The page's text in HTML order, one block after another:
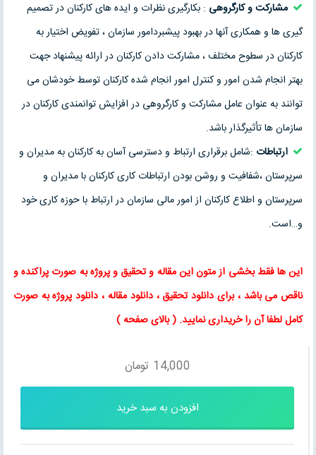
مشارکت و کارگروهی : بکارگیری نظرات و ایده های کارکنان در تصمیم
گیری ها و همکاری آنها در بهبود پیشبردامور سازمان ، تفویض اختیار به
کارکنان در سطوح مختلف ، مشارکت دادن کارکنان در ارائه پیشنهاد جهت
بهتر انجام شدن امور و کنترل امور انجام شده کارکنان توسط خودشان می
توانند به عنوان عامل مشارکت و کارگروهی در افزایش توانمندی کارکنان در
سازمان ها تأثیرگذار باشد.
ارتباطات :شامل برقراری ارتباط و دسترسی آسان به کارکنان به مدیران و
سرپرستان ،شفافیت و روشن بودن ارتباطات کاری کارکنان با مدیران و
سرپرستان و اطلاع کارکنان از امور مالی سازمان در ارتباط با حوزه کاری خود
و…است.
این ها فقط بخشی از متون اینمقاله وتحقیق و پروژه به صورت پراکنده و
ناقص می باشد ، برای دانلود تحقیق ، دانلود مقاله ، دانلود پروژه به صورت
کامل لطفا آن را خریداری نمایید. ( بالای صفحه )
14,000 تومان
افزودن به سبد خرید